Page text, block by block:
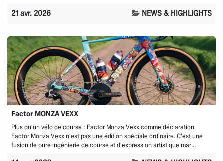
21 avr. 2026 NEWS & HIGHLIGHTS
Factor MONZA VEXX
Plus qu'un vélo de course : Factor Monza Vexx comme déclaration
Factor Monza Vexx n'est pas une édition spéciale ordinaire. C'est une
fusion de pure ingénierie de course et d'expression artistique mar...